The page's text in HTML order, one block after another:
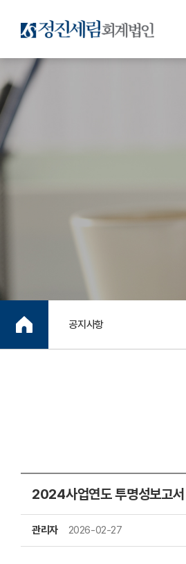
공지사항
2024사업연도 투명성보고서
관리자 2026-02-27